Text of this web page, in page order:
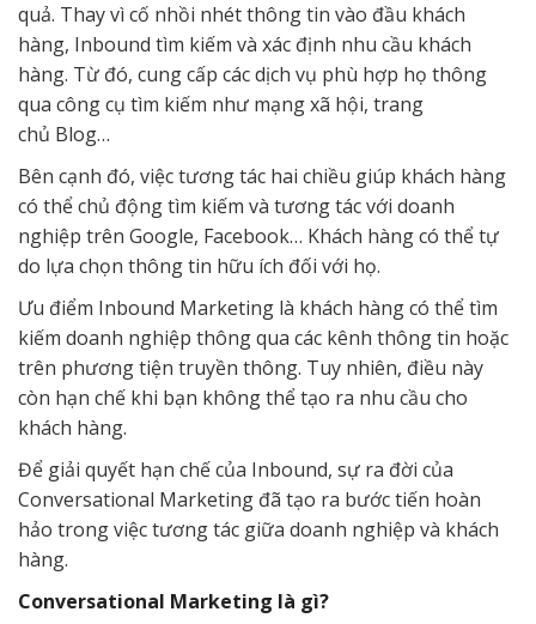
quả. Thay vì cố nhồi nhét thông tin vào đầu khách
hàng, Inbound tìm kiếm và xác định nhu cầu khách
hàng. Từ đó, cung cấp các dịch vụ phù hợp họ thông
qua công cụ tìm kiếm như mạng xã hội, trang
chủ Blog…
Bên cạnh đó, việc tương tác hai chiều giúp khách hàng
có thể chủ động tìm kiếm và tương tác với doanh
nghiệp trên Google, Facebook… Khách hàng có thể tự
do lựa chọn thông tin hữu ích đối với họ.
Ưu điểm Inbound Marketing là khách hàng có thể tìm
kiếm doanh nghiệp thông qua các kênh thông tin hoặc
trên phương tiện truyền thông. Tuy nhiên, điều này
còn hạn chế khi bạn không thể tạo ra nhu cầu cho
khách hàng.
Để giải quyết hạn chế của Inbound, sự ra đời của
Conversational Marketing đã tạo ra bước tiến hoàn
hảo trong việc tương tác giữa doanh nghiệp và khách
hàng.
Conversational Marketing là gì?